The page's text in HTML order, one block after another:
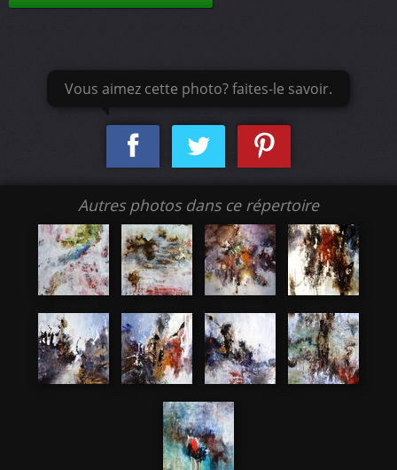
Vous aimez cette photo? faites-le savoir.
Autres photos dans ce répertoire